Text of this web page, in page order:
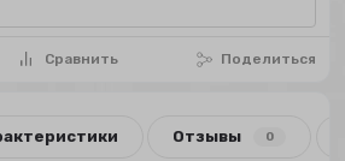
Сравнить Поделиться
Отзывы 0